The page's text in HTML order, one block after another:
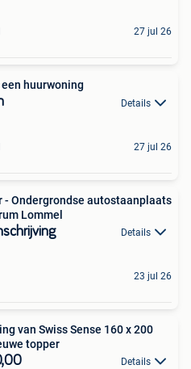
27 jul 26
een huurwoning
Details
27 jul 26
- Ondergrondse autostaanplaats
Lommel
Details
23 jul 26
van Swiss Sense 160 x 200
topper
Details